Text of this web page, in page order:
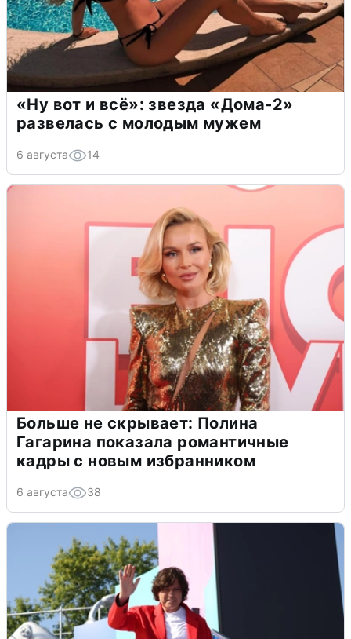
«Ну вот и всё»: звезда «Дома-2»
развелась с молодым мужем
6 августа 14
Больше не скрывает: Полина
Гагарина показала романтичные
кадры с новым избранником
6 августа 38